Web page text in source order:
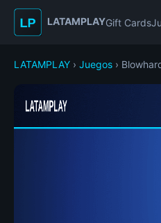
LATAMPLAYGift Cards
LATAMPLAY › Juegos ›